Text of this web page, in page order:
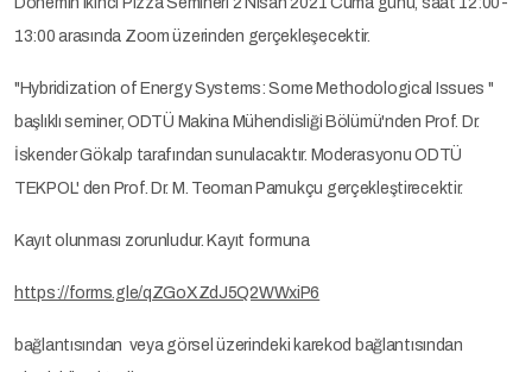
13:00 arasında Zoom üzerinden gerçekleşecektir.
"Hybridization of Energy Systems: Some Methodological Issues "
başlıklı seminer, ODTÜ Makina Mühendisliği Bölümü'nden Prof. Dr.
İskender Gökalp tarafından sunulacaktır. Moderasyonu ODTÜ
TEKPOL' den Prof. Dr. M. Teoman Pamukçu gerçekleştirecektir.
Kayıt olunması zorunludur. Kayıt formuna
https://forms.gle/qZGoXZdJ5Q2WWxiP6
bağlantısından veya görsel üzerindeki karekod bağlantısından